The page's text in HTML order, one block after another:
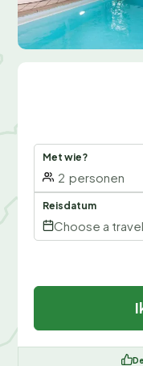
Met wie?
2 personen
Reisdatum
Choose a